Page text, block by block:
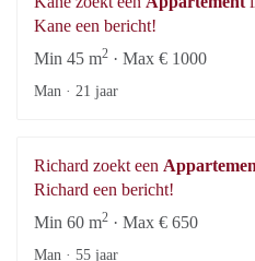
Kane een bericht!
Min 45 m2 · Max € 1000
Man · 21 jaar
Richard zoekt een
Richard een bericht!
Min 60 m2 · Max € 650
Man · 55 jaar